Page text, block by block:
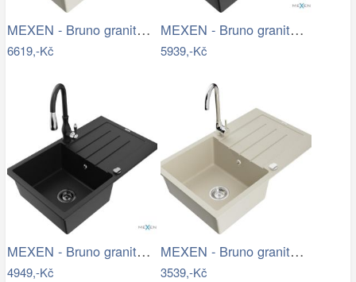
MEXEN - Bruno granitový dřez s…
6619,-Kč
MEXEN - Bruno granitový dřez 1 s…
5939,-Kč
MEXEN - Bruno granitový dřez 1 s…
4949,-Kč
MEXEN - Bruno granitový dřez s…
3539,-Kč